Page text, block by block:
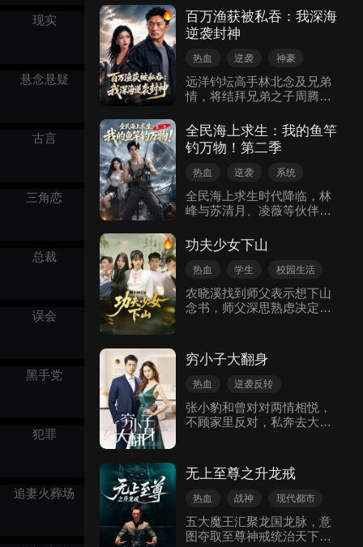
现实
悬念悬疑
古言
三角恋
总裁
误会
黑手党
犯罪
追妻火葬场
的八岐大蛇，助龙国登顶国
运榜，不仅摆脱神罚，更让
龙国荒漠复归绿水青山，逆
转绝境。
狗，开局大闹翻盘！他奉旨
抄家狂敛五百万两；公堂手
持尚方宝剑，悍然斩首赵德
昌，逼得嚣张太后自扇耳
光。为了营救在青楼被拍卖
的妻子，他怒砸万金、手撕
卖身契，俘获美人芳心。太
境，林无度绘制现代火器与
重型坦克图纸，带领百姓，
踏平北境。最终万国来朝，
皇帝跪求禅让，林无度黄袍
百万渔获被私吞：我深海
逆袭封神
热血 逆袭 神豪
远洋钓坛高手林北念及兄弟
情，将结拜兄弟之子周腾带
汐、巨物搏杀全套独门钓
技，二人合伙经营海钓生
意，林北负责出海作钓，周
腾打理销路账目。 一次出海
款后周腾贪心作祟私吞全部
货款。林北急需钱款供女儿
羞辱诋毁，还被恶意造谣毁
掉业内口碑，彻底断了生
计。绝境之下林北研发全新
深水巨物钓法，贷款买船再
度出海，凭顶级渔获站稳高
端市场，而投机取巧的周腾
全民海上求生：我的鱼竿
钓万物！第二季
热血 逆袭 系统
全民海上求生时代降临，林
峰与苏清月、凌薇等伙伴驾
遗迹之海。他一杆钓出被利
维坦封印的神话海妖美杜
莎，一行人接连遭遇伪装求
夫舰队围剿。林峰依靠神钓
竿接连钓出反导系统、剑意
法化解数次死局，合力斩杀
海洋霸主利维坦，助美杜莎
重获自由、回归海族重建家
园。战船升级为海上移动堡
垒后，众人驶入危险未知的
七星级极乐之海，遭遇无形
斩彻底肃清恶灵，驾堡垒向
行。
功夫少女下山
热血 学生 校园生活
农晓溪找到师父表示想下山
念书，师父深思熟虑决定联
文武双全的古壮拳继承人。
穷小子大翻身
热血
逆袭反转
都市生活
张小豹和曾对对两情相悦，
不顾家里反对，私奔去大城
国五年，后悔万分的张小豹
成了大老板苦苦等待曾对对
回国
无上至尊之升龙戒
热血 战神 现代都市
五大魔王汇聚龙国龙脉，意
图夺取至尊神戒统治天下。